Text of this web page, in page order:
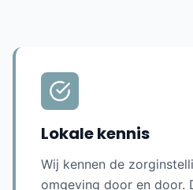
Lokale kennis
Wij kennen de
omgeving door en door.